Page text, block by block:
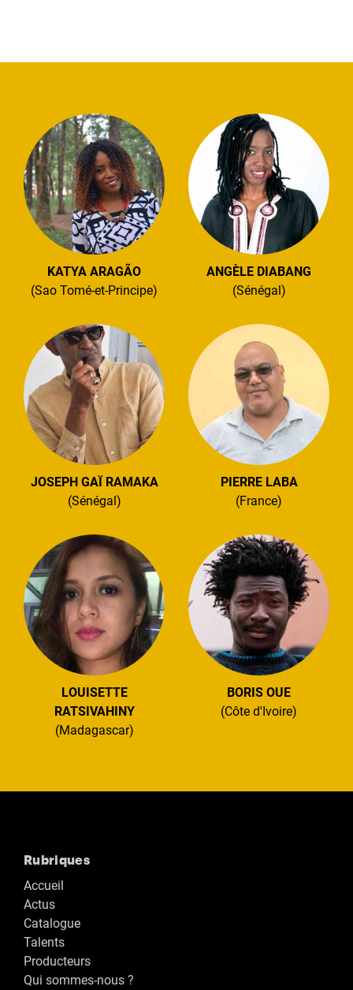
KATYA ARAGÃO
(Sao Tomé-et-Principe)
ANGÈLE DIABANG
(Sénégal)
JOSEPH GAÏ RAMAKA
(Sénégal)
PIERRE LABA
(France)
LOUISETTE
RATSIVAHINY
(Madagascar)
BORIS OUE
(Côte d'Ivoire)
Rubriques
Accueil
Actus
Catalogue
Talents
Producteurs
Qui sommes-nous ?